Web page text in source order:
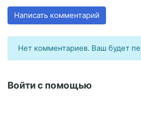
Написать комментарий
Нет комментариев. Ваш будет
Войти с помощью